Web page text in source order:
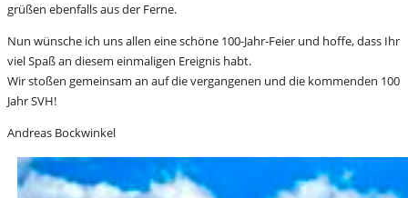
grüßen ebenfalls aus der Ferne.
Nun wünsche ich uns allen eine schöne 100-Jahr-Feier und hoffe, dass Ihr
viel Spaß an diesem einmaligen Ereignis habt.
Wir stoßen gemeinsam an auf die vergangenen und die kommenden 100
Jahr SVH!
Andreas Bockwinkel